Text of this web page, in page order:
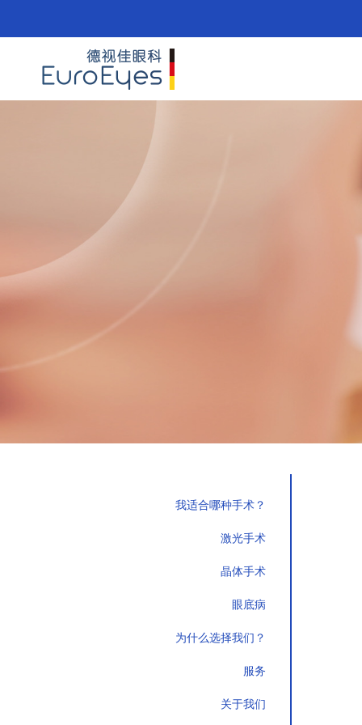
我适合哪种手术？
激光手术
晶体手术
眼底病
为什么选择我们？
服务
关于我们